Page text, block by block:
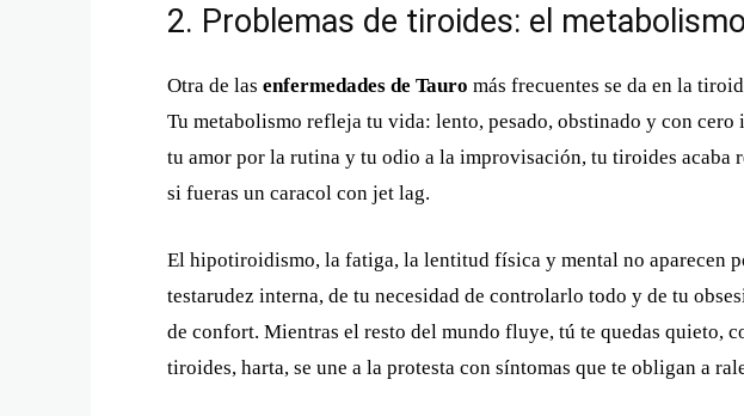
2. Problemas de tiroides: el
Otra de las enfermedades de Tauro más frecuentes se da en la
Tu metabolismo refleja tu vida: lento, pesado, obstinado y con cero
tu amor por la rutina y tu odio a la improvisación, tu tiroides acaba
si fueras un caracol con jet lag.
El hipotiroidismo, la fatiga, la lentitud física y mental no aparecen
testarudez interna, de tu necesidad de controlarlo todo y de tu
de confort. Mientras el resto del mundo fluye, tú te quedas quieto,
tiroides, harta, se une a la protesta con síntomas que te obligan a